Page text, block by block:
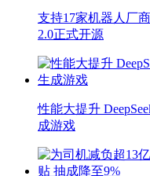
支持17家机器人厂
2.0正式开源
性能大提升
成游戏